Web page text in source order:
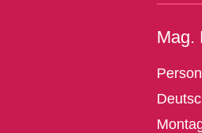
Mag.